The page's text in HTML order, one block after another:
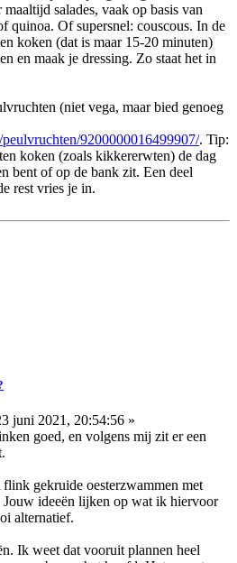
salades, vaak op basis van
quinoa. Of supersnel: couscous. In de
koken (dat is maar 15-20 minuten)
en maak je dressing. Zo staat het in
(niet vega, maar bied genoeg
9200000016499907/. Tip:
koken (zoals kikkererwten) de dag
bent of op de bank zit. Een deel
rest vries je in.
juni 2021, 20:54:56 »
goed, en volgens mij zit er een
gekruide oesterzwammen met
ideeën lijken op wat ik hiervoor
alternatief.
Ik weet dat vooruit plannen heel